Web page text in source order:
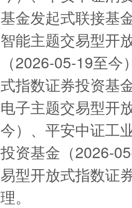
基金发起式联接基
智能主题交易型开
（2026-05-19至
式指数证券投资基
电子主题交易型开
今）、平安中证工
投资基金（2026-
易型开放式指数证
理。